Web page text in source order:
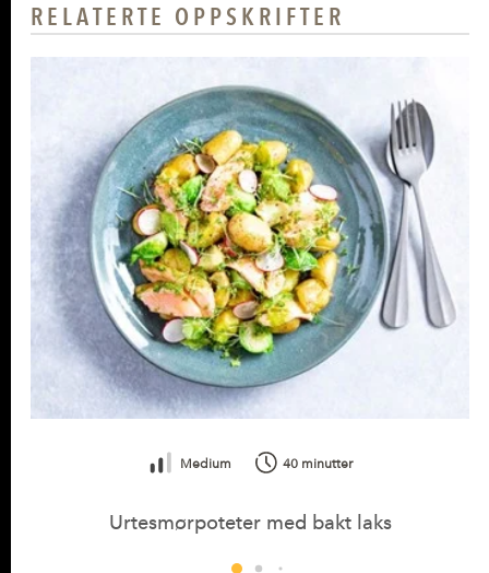
RELATERTE OPPSKRIFTER
Medium 40 minutter
Urtesmørpoteter med bakt laks